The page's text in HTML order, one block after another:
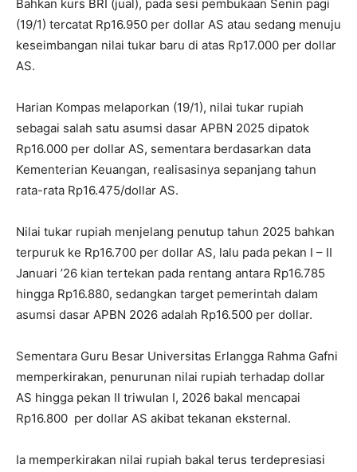
Bahkan kurs BRI (jual), pada sesi pembukaan Senin pagi
(19/1) tercatat Rp16.950 per dollar AS atau sedang menuju
keseimbangan nilai tukar baru di atas Rp17.000 per dollar
AS.
Harian Kompas melaporkan (19/1), nilai tukar rupiah
sebagai salah satu asumsi dasar APBN 2025 dipatok
Rp16.000 per dollar AS, sementara berdasarkan data
Kementerian Keuangan, realisasinya sepanjang tahun
rata-rata Rp16.475/dollar AS.
Nilai tukar rupiah menjelang penutup tahun 2025 bahkan
terpuruk ke Rp16.700 per dollar AS, lalu pada pekan I – II
Januari ’26 kian tertekan pada rentang antara Rp16.785
hingga Rp16.880, sedangkan target pemerintah dalam
asumsi dasar APBN 2026 adalah Rp16.500 per dollar.
Sementara Guru Besar Universitas Erlangga Rahma Gafni
memperkirakan, penurunan nilai rupiah terhadap dollar
AS hingga pekan II triwulan I, 2026 bakal mencapai
Rp16.800 per dollar AS akibat tekanan eksternal.
Ia memperkirakan nilai rupiah bakal terus terdepresiasi